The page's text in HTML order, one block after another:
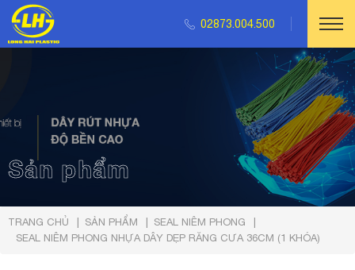
02873.004.500
Sản phẩm
TRANG CHỦ SẢN PHẨM
SEAL NIÊM PHONG
SEAL NIÊM PHONG NHỰA DÂY DẸP RĂNG CƯA 36CM (1 KHÓA)